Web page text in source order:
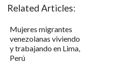
Related Articles:
Mujeres migrantes
venezolanas viviendo
y trabajando en Lima,
Perú